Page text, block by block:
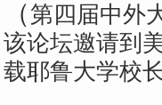
（第四届中外
该论坛邀请到
载耶鲁大学校